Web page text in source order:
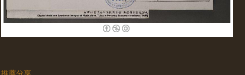
推薦分享